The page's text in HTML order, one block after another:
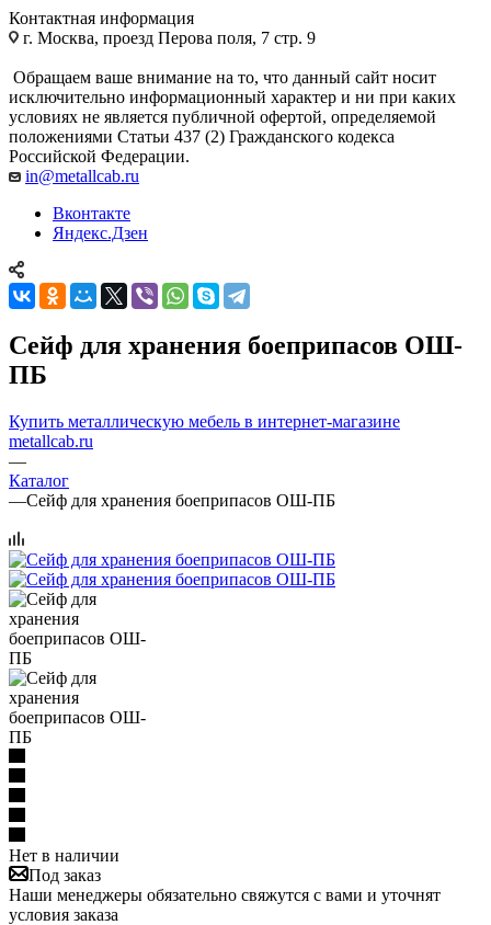
Контактная информация
г. Москва, проезд Перова поля, 7 стр. 9
Обращаем ваше внимание на то, что данный сайт носит
исключительно информационный характер и ни при каких
условиях не является публичной офертой, определяемой
положениями Статьи 437 (2) Гражданского кодекса
Российской Федерации.
in@metallcab.ru
Вконтакте
Яндекс.Дзен
Сейф для хранения боеприпасов ОШ-
ПБ
Купить металлическую мебель в интернет-магазине
metallcab.ru
—
Каталог
—Сейф для хранения боеприпасов ОШ-ПБ
Нет в наличии
Под заказ
Наши менеджеры обязательно свяжутся с вами и уточнят
условия заказа